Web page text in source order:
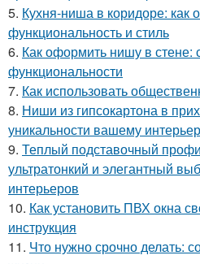
5. Кухня-ниша в коридоре: как
функциональность и стиль
6. Как оформить нишу в стене:
функциональности
7. Как использовать
8. Ниши из гипсокартона в
уникальности вашему
9. Теплый подставочный
ультратонкий и элегантный
интерьеров
10. Как установить ПВХ окна
инструкция
11. Что нужно срочно делать: